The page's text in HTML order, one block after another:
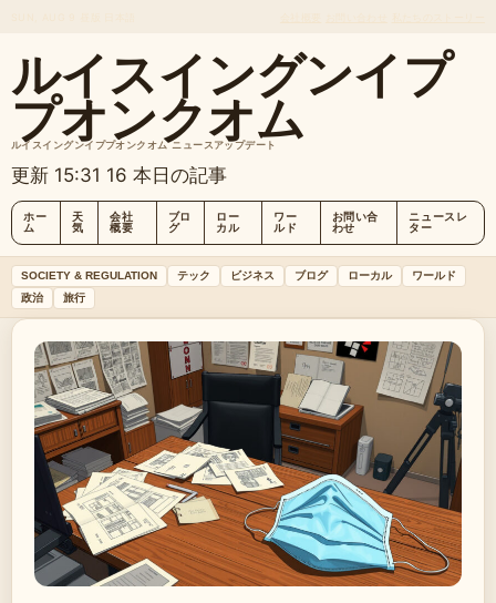
ルイスイングンイプ
プオンクオム
ルイスイングンイププオンクオム ニュースアップデート
更新 15:31 16 本日の記事
ホー
ム
天
気
会社
概要
ブロ
グ
ロー
カル
ワー
ルド
お問い合
わせ
ニュースレ
ター
SOCIETY & REGULATION テック ビジネス ブログ ローカル
ワールド
政治
旅行